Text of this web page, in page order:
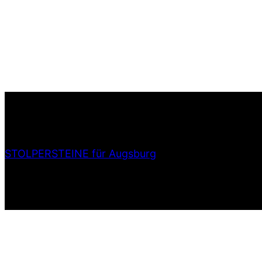
STOLPERSTEINE für Augsburg